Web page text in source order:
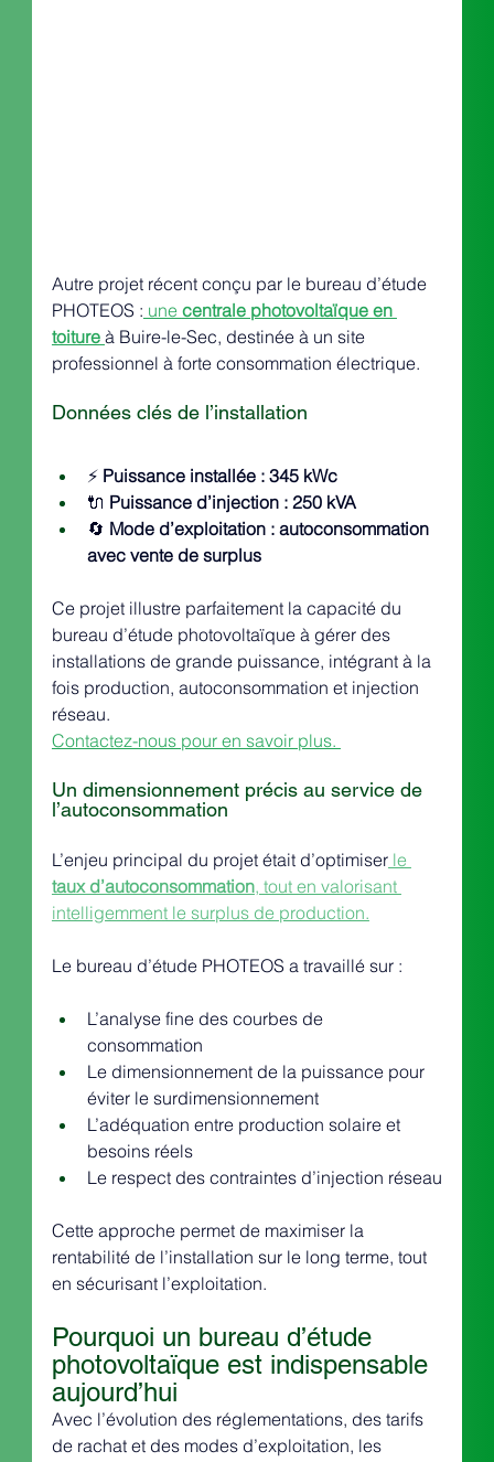
Autre projet récent conçu par le bureau d’étude
PHOTEOS : une centrale photovoltaïque en
toiture à Buire-le-Sec, destinée à un site
professionnel à forte consommation électrique.
Données clés de l’installation
⚡ Puissance installée : 345 kWc
🔌 Puissance d’injection : 250 kVA
🔄 Mode d’exploitation : autoconsommation
avec vente de surplus
Ce projet illustre parfaitement la capacité du
bureau d’étude photovoltaïque à gérer des
installations de grande puissance, intégrant à la
fois production, autoconsommation et injection
réseau.
Contactez-nous pour en savoir plus.
Un dimensionnement précis au service de
l’autoconsommation
L’enjeu principal du projet était d’optimiser le
taux d’autoconsommation, tout en valorisant
intelligemment le surplus de production.
Le bureau d’étude PHOTEOS a travaillé sur :
L’analyse fine des courbes de
consommation
Le dimensionnement de la puissance pour
éviter le surdimensionnement
L’adéquation entre production solaire et
besoins réels
Le respect des contraintes d’injection réseau
Cette approche permet de maximiser la
rentabilité de l’installation sur le long terme, tout
en sécurisant l’exploitation.
Pourquoi un bureau d’étude
photovoltaïque est indispensable
aujourd’hui
Avec l’évolution des réglementations, des tarifs
de rachat et des modes d’exploitation, les